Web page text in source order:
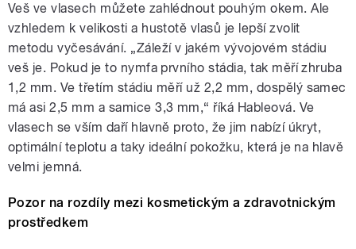
Veš ve vlasech můžete zahlédnout pouhým okem. Ale
vzhledem k velikosti a hustotě vlasů je lepší zvolit
metodu vyčesávání. „Záleží v jakém vývojovém stádiu
veš je. Pokud je to nymfa prvního stádia, tak měří zhruba
1,2 mm. Ve třetím stádiu měří už 2,2 mm, dospělý samec
má asi 2,5 mm a samice 3,3 mm,“ říká Hableová. Ve
vlasech se vším daří hlavně proto, že jim nabízí úkryt,
optimální teplotu a taky ideální pokožku, která je na hlavě
velmi jemná.
Pozor na rozdíly mezi kosmetickým a zdravotnickým
prostředkem